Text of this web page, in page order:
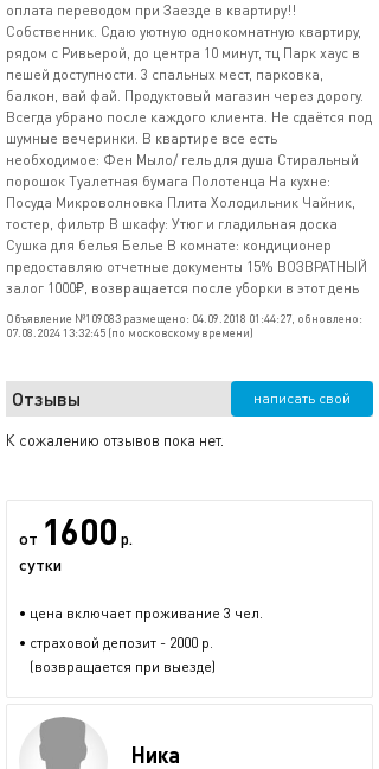
оплата переводом при Заезде в квартиру!!
Собственник. Сдаю уютную однокомнатную квартиру,
рядом с Ривьерой, до центра 10 минут, тц Парк хаус в
пешей доступности. 3 спальных мест, парковка,
балкон, вай фай. Продуктовый магазин через дорогу.
Всегда убрано после каждого клиента. Не сдаётся под
шумные вечеринки. В квартире все есть
необходимое: Фен Мыло/ гель для душа Стиральный
порошок Туалетная бумага Полотенца На кухне:
Посуда Микроволновка Плита Холодильник Чайник,
тостер, фильтр В шкафу: Утюг и гладильная доска
Сушка для белья Белье В комнате: кондиционер
предоставляю отчетные документы 15% ВОЗВРАТНЫЙ
залог 1000₽, возвращается после уборки в этот день
Объявление №109083 размещено: 04.09.2018 01:44:27, обновлено:
07.08.2024 13:32:45 (по московскому времени)
Отзывы написать свой
К сожалению отзывов пока нет.
от 1600 р.
сутки
• цена включает проживание 3 чел.
• страховой депозит - 2000 р.
(возвращается при выезде)
Ника